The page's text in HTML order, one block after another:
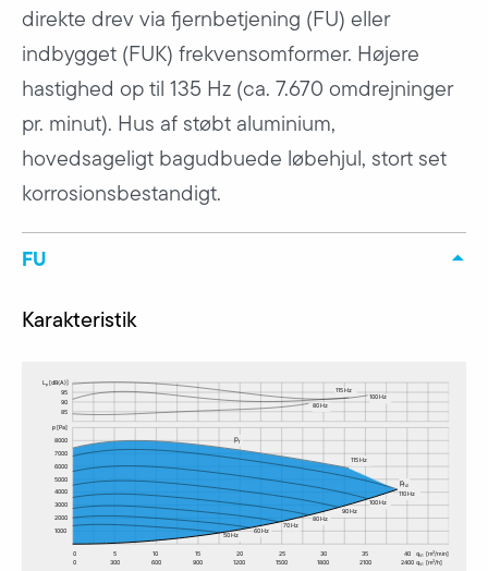
direkte drev via fjernbetjening (FU) eller
indbygget (FUK) frekvensomformer. Højere
hastighed op til 135 Hz (ca. 7.670 omdrejninger
pr. minut). Hus af støbt aluminium,
hovedsageligt bagudbuede løbehjul, stort set
korrosionsbestandigt.
FU
Karakteristik